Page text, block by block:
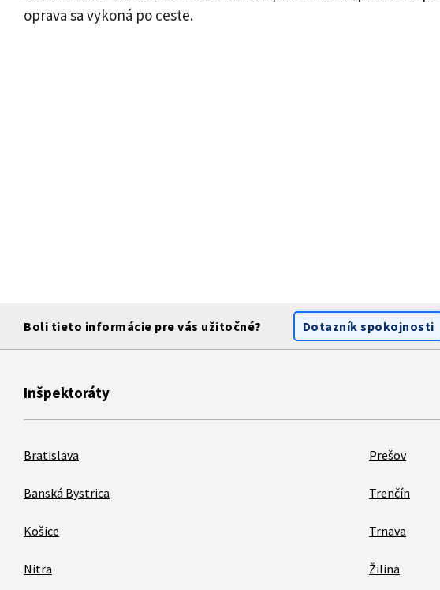
oprava sa vykoná po ceste.
Boli tieto informácie pre vás užitočné? Dotazník spokojnosti
Inšpektoráty
Bratislava
Banská Bystrica
Košice
Nitra
Prešov
Trenčín
Trnava
Žilina